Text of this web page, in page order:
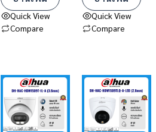
Quick View
Compare
Quick View
Compare